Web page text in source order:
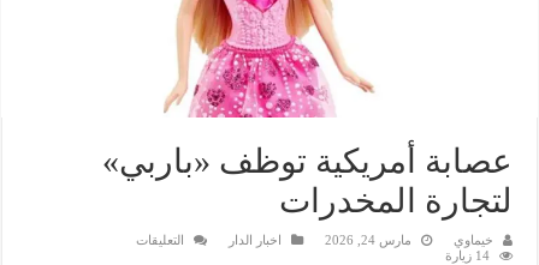
عصابة أمريكية توظف «باربي»
لتجارة المخدرات
خيماوي مارس 24, 2026 اخبار الدار التعليقاتعلى
14 زيارة